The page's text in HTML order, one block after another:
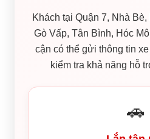
Khách tại Quận 7, Nhà
Gò Vấp, Tân Bình, Hóc
cận có thể gửi thông tin
kiểm tra khả năng hỗ
🚗